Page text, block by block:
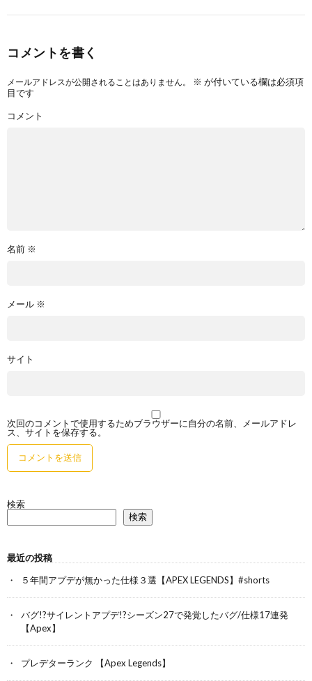
コメントを書く
メールアドレスが公開されることはありません。 ※ が付いている欄は必須項
目です
コメント
名前 ※
メール ※
サイト
次回のコメントで使用するためブラウザーに自分の名前、メールアドレ
ス、サイトを保存する。
検索
検索
最近の投稿
５年間アプデが無かった仕様３選【APEX LEGENDS】#shorts
バグ!?サイレントアプデ!?シーズン27で発覚したバグ/仕様17連発
【Apex】
プレデターランク 【Apex Legends】